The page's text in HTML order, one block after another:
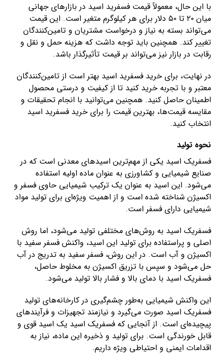
با این حال، معمولاً قیمت فسفرید اسید در بازارهای جهانی
میان ۲۰ تا ۵۰ دلار برای هر کیلوگرم متغیر است. این قیمت
می‌تواند بسته به نیاز و درخواست مشتریان و تامین‌کنندگان
تغییر کند. همچنین باید توجه داشت که هزینه حمل و نقل و
رقابت در بازار نیز می‌تواند بر قیمت تأثیرگذار باشد.
در نهایت، برای خرید فسفرید اسید بهتر است از تامین‌کنندگان
معتبر و با تجربه خرید کنید تا از کیفیت و درستی محصول
اطمینان حاصل کنید. همچنین می‌توانید با انجام تحقیقات و
مقایسه قیمت‌ها، بهترین قیمت را برای خرید فسفرید اسید
انتخاب کنید.
نحوه تولید
فسفریک اسید یکی از مهم‌ترین اسیدهای معدنی است که در
صنایع شیمیایی و کشاورزی به عنوان ماده اولیه استفاده
می‌شود. این اسید به عنوان یک ترکیب شیمیایی حاوی فسفر و
اکسیژن شناخته شده است و از اهمیت ویژه‌ای برای تولید مواد
شیمیایی دارای فسفر است.
فسفریک اسید به روش‌های مختلفی تولید می‌شود، اما روش
اصلی و پراستفاده برای تولید این اسید، واکنش فسفر سفید با
اکسیژن و آب است. در این روش، فسفر سفید به تدریج در آب
حل می‌شود و سپس با تزریق اکسیژن به مخلوط حاصل،
فسفریک اسید با دمای بالا و فشار بالا تولید می‌شود.
این واکنش شیمیایی به‌طور چشم‌گیری در کارخانه‌های تولید
فسفریک اسید صورت می‌گیرد و نیازمند تجهیزات و فرآیندهای
پیچیده‌ای است. از آنجایی که فسفریک اسید یک اسید قوی و
قابل خورندگی است. برای تولید و ذخیره این ماده، نیاز به
اقدامات ایمنی و احتیاطی ویژه داریم.